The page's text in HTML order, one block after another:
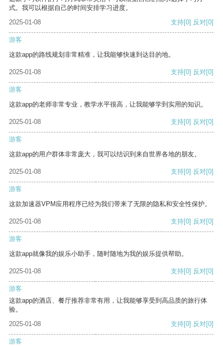
式。我可以根据自己的时间安排学习进度。
2025-01-08
支持[0] 反对[0]
游客
这款app的路线规划非常精准，让我能够快速到达目的地。
2025-01-08 支持[0] 反对[0]
游客
这款app的老师非常专业，教学水平很高，让我能够学到实用的知识。
2025-01-08 支持[0] 反对[0]
游客
这款app的用户群体非常庞大，我可以结识到来自世界各地的朋友。
2025-01-08 支持[0] 反对[0]
游客
这款加速器VPM应用程序已经为我们带来了无限的隐私和安全性保护。
2025-01-08 支持[0] 反对[0]
游客
这款app就像我的娱乐小助手，随时随地为我的娱乐提供帮助。
2025-01-08 支持[0] 反对[0]
游客
这款app的酒店、餐厅推荐非常有用，让我能够享受到高品质的旅行体
验。
2025-01-08
支持[0] 反对[0]
游客